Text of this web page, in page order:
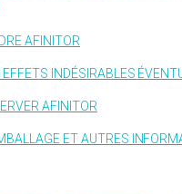
AFINITOR
INDÉSIRABLES
AFINITOR
ET AUTRES